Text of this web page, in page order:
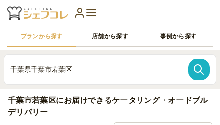
プランから探す 店舗から探す 事例から探す
千葉県千葉市若葉区
千葉市若葉区にお届けできるケータリング・オードブル
デリバリー